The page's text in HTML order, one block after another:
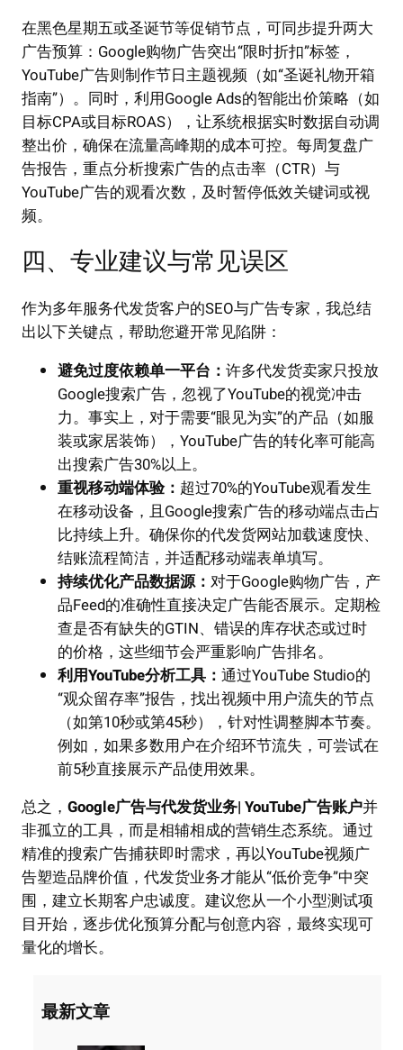
在黑色星期五或圣诞节等促销节点，可同步提升两大
广告预算：Google购物广告突出“限时折扣”标签，
YouTube广告则制作节日主题视频（如“圣诞礼物开箱
指南”）。同时，利用Google Ads的智能出价策略（如
目标CPA或目标ROAS），让系统根据实时数据自动调
整出价，确保在流量高峰期的成本可控。每周复盘广
告报告，重点分析搜索广告的点击率（CTR）与
YouTube广告的观看次数，及时暂停低效关键词或视
频。
四、专业建议与常见误区
作为多年服务代发货客户的SEO与广告专家，我总结
出以下关键点，帮助您避开常见陷阱：
避免过度依赖单一平台： 许多代发货卖家只投放
Google搜索广告，忽视了YouTube的视觉冲击
力。事实上，对于需要“眼见为实”的产品（如服
装或家居装饰），YouTube广告的转化率可能高
出搜索广告30%以上。
重视移动端体验： 超过70%的YouTube观看发生
在移动设备，且Google搜索广告的移动端点击占
比持续上升。确保你的代发货网站加载速度快、
结账流程简洁，并适配移动端表单填写。
持续优化产品数据源： 对于Google购物广告，产
品Feed的准确性直接决定广告能否展示。定期检
查是否有缺失的GTIN、错误的库存状态或过时
的价格，这些细节会严重影响广告排名。
利用YouTube分析工具： 通过YouTube Studio的
“观众留存率”报告，找出视频中用户流失的节点
（如第10秒或第45秒），针对性调整脚本节奏。
例如，如果多数用户在介绍环节流失，可尝试在
前5秒直接展示产品使用效果。
总之， Google广告与代发货业务| YouTube广告账户并
非孤立的工具，而是相辅相成的营销生态系统。通过
精准的搜索广告捕获即时需求，再以YouTube视频广
告塑造品牌价值，代发货业务才能从“低价竞争”中突
围，建立长期客户忠诚度。建议您从一个小型测试项
目开始，逐步优化预算分配与创意内容，最终实现可
量化的增长。
最新文章